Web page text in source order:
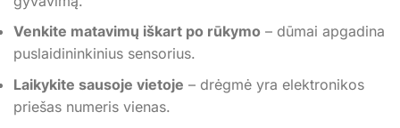
Venkite matavimų iškart po rūkymo – dūmai apgadina
puslaidininkinius sensorius.
Laikykite sausoje vietoje – drėgmė yra elektronikos
priešas numeris vienas.